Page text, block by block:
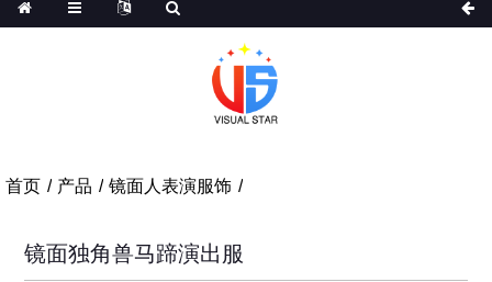
首页 产品 镜面人表演服饰
镜面独角兽马蹄演出服